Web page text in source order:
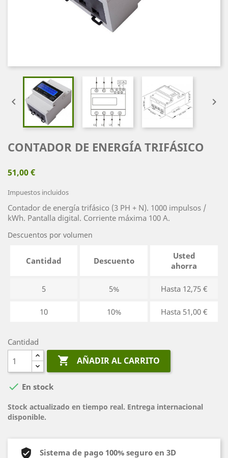
 
CONTADOR DE ENERGÍA TRIFÁSICO
51,00 €
Impuestos incluidos
Contador de energía trifásico (3 PH + N). 1000 impulsos /
kWh. Pantalla digital. Corriente máxima 100 A.
Descuentos por volumen
Cantidad Descuento
Usted
ahorra
5 5% Hasta 12,75 €
10 10% Hasta 51,00 €
Cantidad
 AÑADIR AL CARRITO
 En stock
Stock actualizado en tiempo real. Entrega internacional
disponible.
Sistema de pago 100% seguro en 3D